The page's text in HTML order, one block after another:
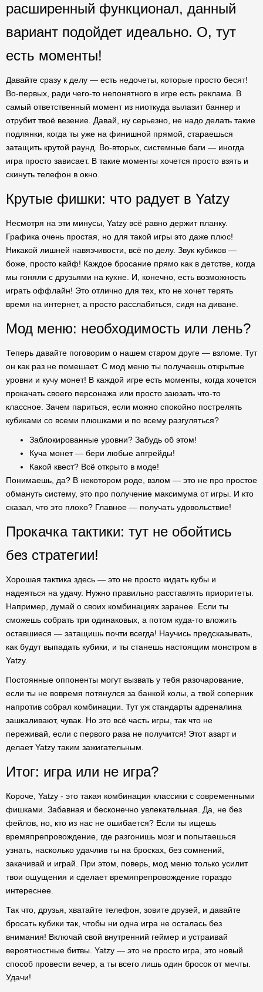
расширенный функционал, данный
вариант подойдет идеально. О, тут
есть моменты!
Давайте сразу к делу — есть недочеты, которые просто бесят!
Во-первых, ради чего-то непонятного в игре есть реклама. В
самый ответственный момент из ниоткуда вылазит баннер и
отрубит твоё везение. Давай, ну серьезно, не надо делать такие
подлянки, когда ты уже на финишной прямой, стараешься
затащить крутой раунд. Во-вторых, системные баги — иногда
игра просто зависает. В такие моменты хочется просто взять и
скинуть телефон в окно.
Крутые фишки: что радует в Yatzy
Несмотря на эти минусы, Yatzy всё равно держит планку.
Графика очень простая, но для такой игры это даже плюс!
Никакой лишней навязчивости, всё по делу. Звук кубиков —
боже, просто кайф! Каждое бросание прямо как в детстве, когда
мы гоняли с друзьями на кухне. И, конечно, есть возможность
играть оффлайн! Это отлично для тех, кто не хочет терять
время на интернет, а просто расслабиться, сидя на диване.
Мод меню: необходимость или лень?
Теперь давайте поговорим о нашем старом друге — взломе. Тут
он как раз не помешает. С мод меню ты получаешь открытые
уровни и кучу монет! В каждой игре есть моменты, когда хочется
прокачать своего персонажа или просто заюзать что-то
классное. Зачем париться, если можно спокойно пострелять
кубиками со всеми плюшками и по всему разгуляться?
Заблокированные уровни? Забудь об этом!
Куча монет — бери любые апгрейды!
Какой квест? Всё открыто в моде!
Понимаешь, да? В некотором роде, взлом — это не про простое
обмануть систему, это про получение максимума от игры. И кто
сказал, что это плохо? Главное — получать удовольствие!
Прокачка тактики: тут не обойтись
без стратегии!
Хорошая тактика здесь — это не просто кидать кубы и
надеяться на удачу. Нужно правильно расставлять приоритеты.
Например, думай о своих комбинациях заранее. Если ты
сможешь собрать три одинаковых, а потом куда-то вложить
оставшиеся — затащишь почти всегда! Научись предсказывать,
как будут выпадать кубики, и ты станешь настоящим монстром в
Yatzy.
Постоянные оппоненты могут вызвать у тебя разочарование,
если ты не вовремя потянулся за банкой колы, а твой соперник
напротив собрал комбинации. Тут уж стандарты адреналина
зашкаливают, чувак. Но это всё часть игры, так что не
переживай, если с первого раза не получится! Этот азарт и
делает Yatzy таким зажигательным.
Итог: игра или не игра?
Короче, Yatzy - это такая комбинация классики с современными
фишками. Забавная и бесконечно увлекательная. Да, не без
фейлов, но, кто из нас не ошибается? Если ты ищешь
времяпрепровождение, где разгонишь мозг и попытаешься
узнать, насколько удачлив ты на бросках, без сомнений,
закачивай и играй. При этом, поверь, мод меню только усилит
твои ощущения и сделает времяпрепровождение гораздо
интереснее.
Так что, друзья, хватайте телефон, зовите друзей, и давайте
бросать кубики так, чтобы ни одна игра не осталась без
внимания! Включай свой внутренний геймер и устраивай
вероятностные битвы. Yatzy — это не просто игра, это новый
способ провести вечер, а ты всего лишь один бросок от мечты.
Удачи!